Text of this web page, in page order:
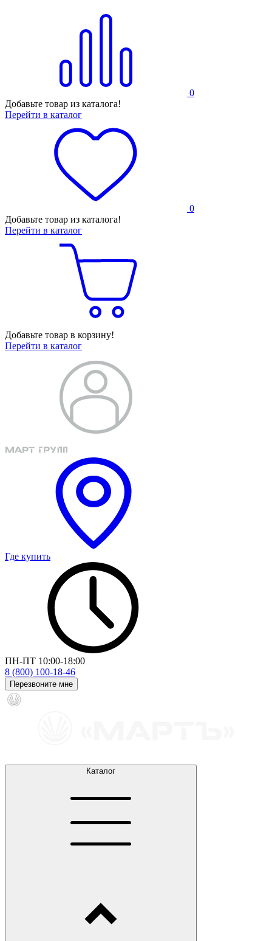
0
Добавьте товар из каталога!
Перейти в каталог
0
Добавьте товар из каталога!
Перейти в каталог
Добавьте товар в корзину!
Перейти в каталог
Где купить
ПН-ПТ 10:00-18:00
8 (800) 100-18-46
Перезвоните мне
Каталог